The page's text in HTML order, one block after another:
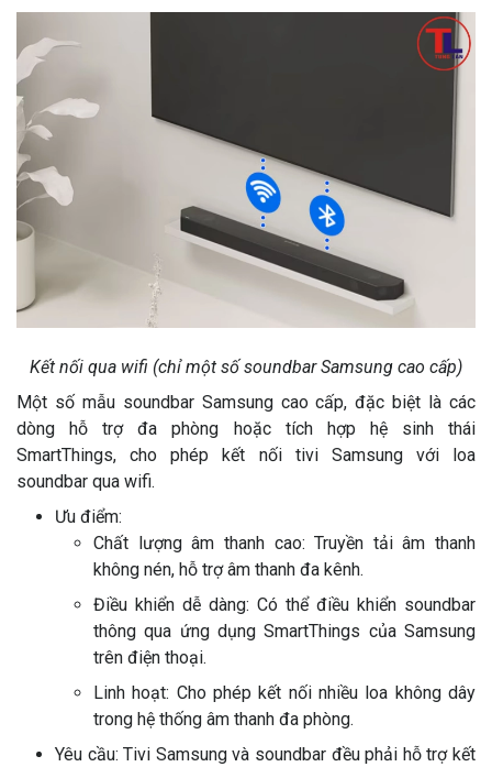
Kết nối qua wifi (chỉ một số soundbar Samsung cao cấp)
Một số mẫu soundbar Samsung cao cấp, đặc biệt là các
dòng hỗ trợ đa phòng hoặc tích hợp hệ sinh thái
SmartThings, cho phép kết nối tivi Samsung với loa
soundbar qua wifi.
Ưu điểm:
Chất lượng âm thanh cao: Truyền tải âm thanh
không nén, hỗ trợ âm thanh đa kênh.
Điều khiển dễ dàng: Có thể điều khiển soundbar
thông qua ứng dụng SmartThings của Samsung
trên điện thoại.
Linh hoạt: Cho phép kết nối nhiều loa không dây
trong hệ thống âm thanh đa phòng.
Yêu cầu: Tivi Samsung và soundbar đều phải hỗ trợ kết